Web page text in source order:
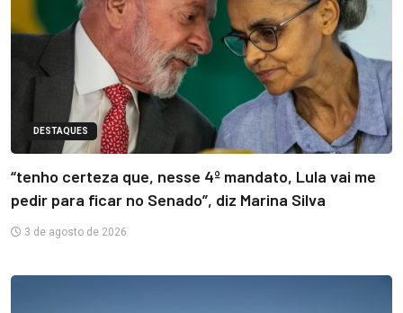
DESTAQUES
“tenho certeza que, nesse 4º mandato, Lula vai me
pedir para ficar no Senado”, diz Marina Silva
3 de agosto de 2026